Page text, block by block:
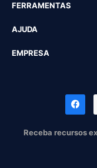
FERRAMENTAS
AJUDA
EMPRESA
Receba recursos